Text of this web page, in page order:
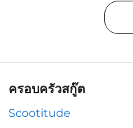
ครอบครัวสกู๊ต
Scootitude